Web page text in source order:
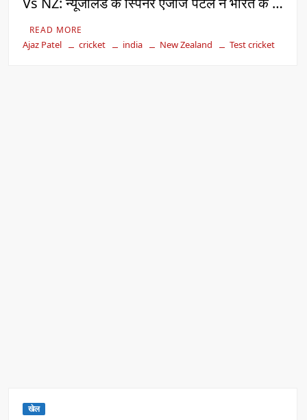
READ MORE
Ajaz Patel cricket india New Zealand Test cricket
खेल